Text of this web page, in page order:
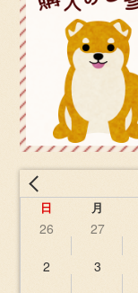
日 月
26 27
2 3